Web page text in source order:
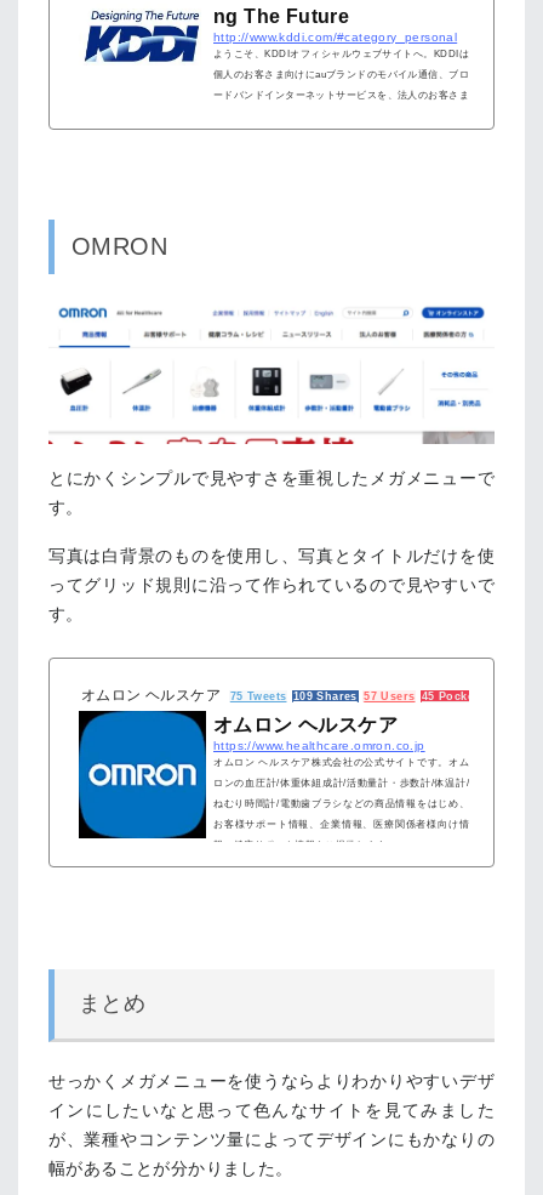
ng The Future
http://www.kddi.com/#category_personal
ようこそ、KDDIオフィシャルウェブサイトへ。KDDIは
個人のお客さま向けにauブランドのモバイル通信、ブロ
ードバンドインターネットサービスを、法人のお客さま
OMRON
とにかくシンプルで見やすさを重視したメガメニューで
す。
写真は白背景のものを使用し、写真とタイトルだけを使
ってグリッド規則に沿って作られているので見やすいで
す。
オムロン ヘルスケア 75 Tweets 109 Shares 57 Users 45 Pockets
オムロン ヘルスケア
https://www.healthcare.omron.co.jp
オムロン ヘルスケア株式会社の公式サイトです。オム
ロンの血圧計/体重体組成計/活動量計・歩数計/体温計/
ねむり時間計/電動歯ブラシなどの商品情報をはじめ、
お客様サポート情報、企業情報、医療関係者様向け情
報、健康サポート情報をご提供します。
まとめ
せっかくメガメニューを使うならよりわかりやすいデザ
インにしたいなと思って色んなサイトを見てみました
が、業種やコンテンツ量によってデザインにもかなりの
幅があることが分かりました。